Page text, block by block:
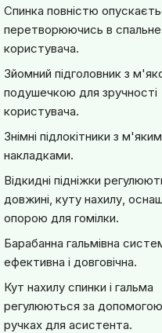
Спинка повністю
перетворюючись в
користувача.
Зйомний підголовник з
подушечкою для зручності
користувача.
Знімні підлокітники з
накладками.
Відкидні підніжки
довжині, куту нахилу,
опорою для гомілки.
Барабанна гальмівна
ефективна і довговічна.
Кут нахилу спинки і гальма
регулюються за допомогою
ручках для асистента.